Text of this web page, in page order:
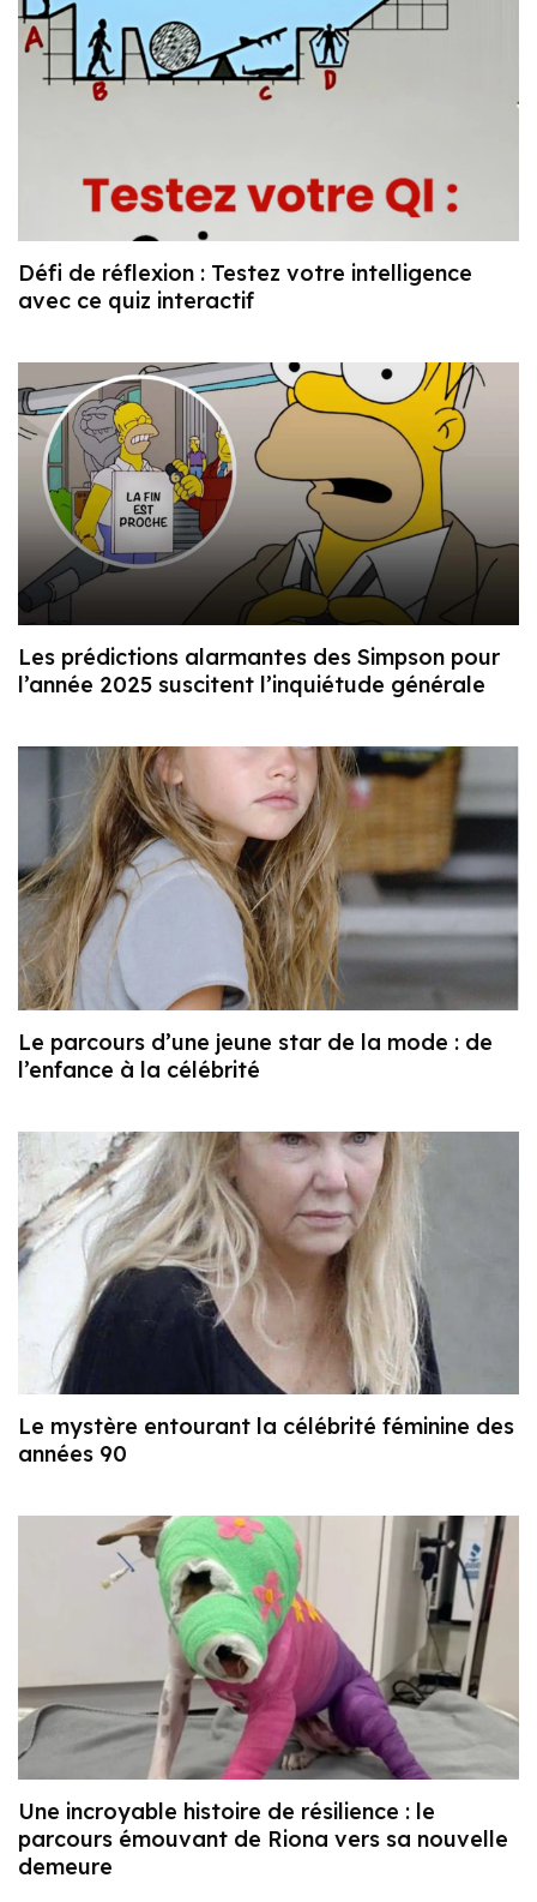
Défi de réflexion : Testez votre intelligence
avec ce quiz interactif
Les prédictions alarmantes des Simpson pour
l’année 2025 suscitent l’inquiétude générale
Le parcours d’une jeune star de la mode : de
l’enfance à la célébrité
Le mystère entourant la célébrité féminine des
années 90
Une incroyable histoire de résilience : le
parcours émouvant de Riona vers sa nouvelle
demeure